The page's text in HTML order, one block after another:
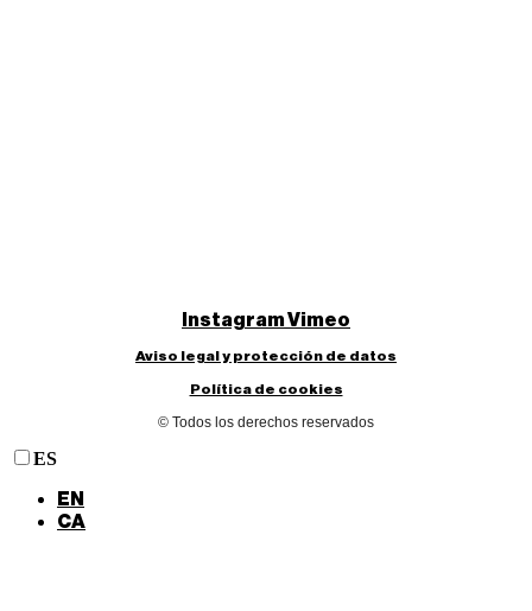
InstagramVimeo
Aviso legal y protección de datos
Política de cookies
© Todos los derechos reservados
ES
EN
CA